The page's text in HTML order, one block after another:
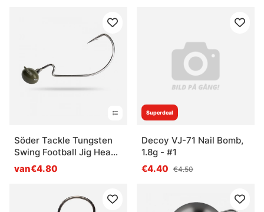
Söder Tackle Tungsten
Swing Football Jig Head
Green, 1pcs
van€4.80
Superdeal
Decoy VJ-71 Nail Bomb,
1.8g - #1
€4.40 €4.50